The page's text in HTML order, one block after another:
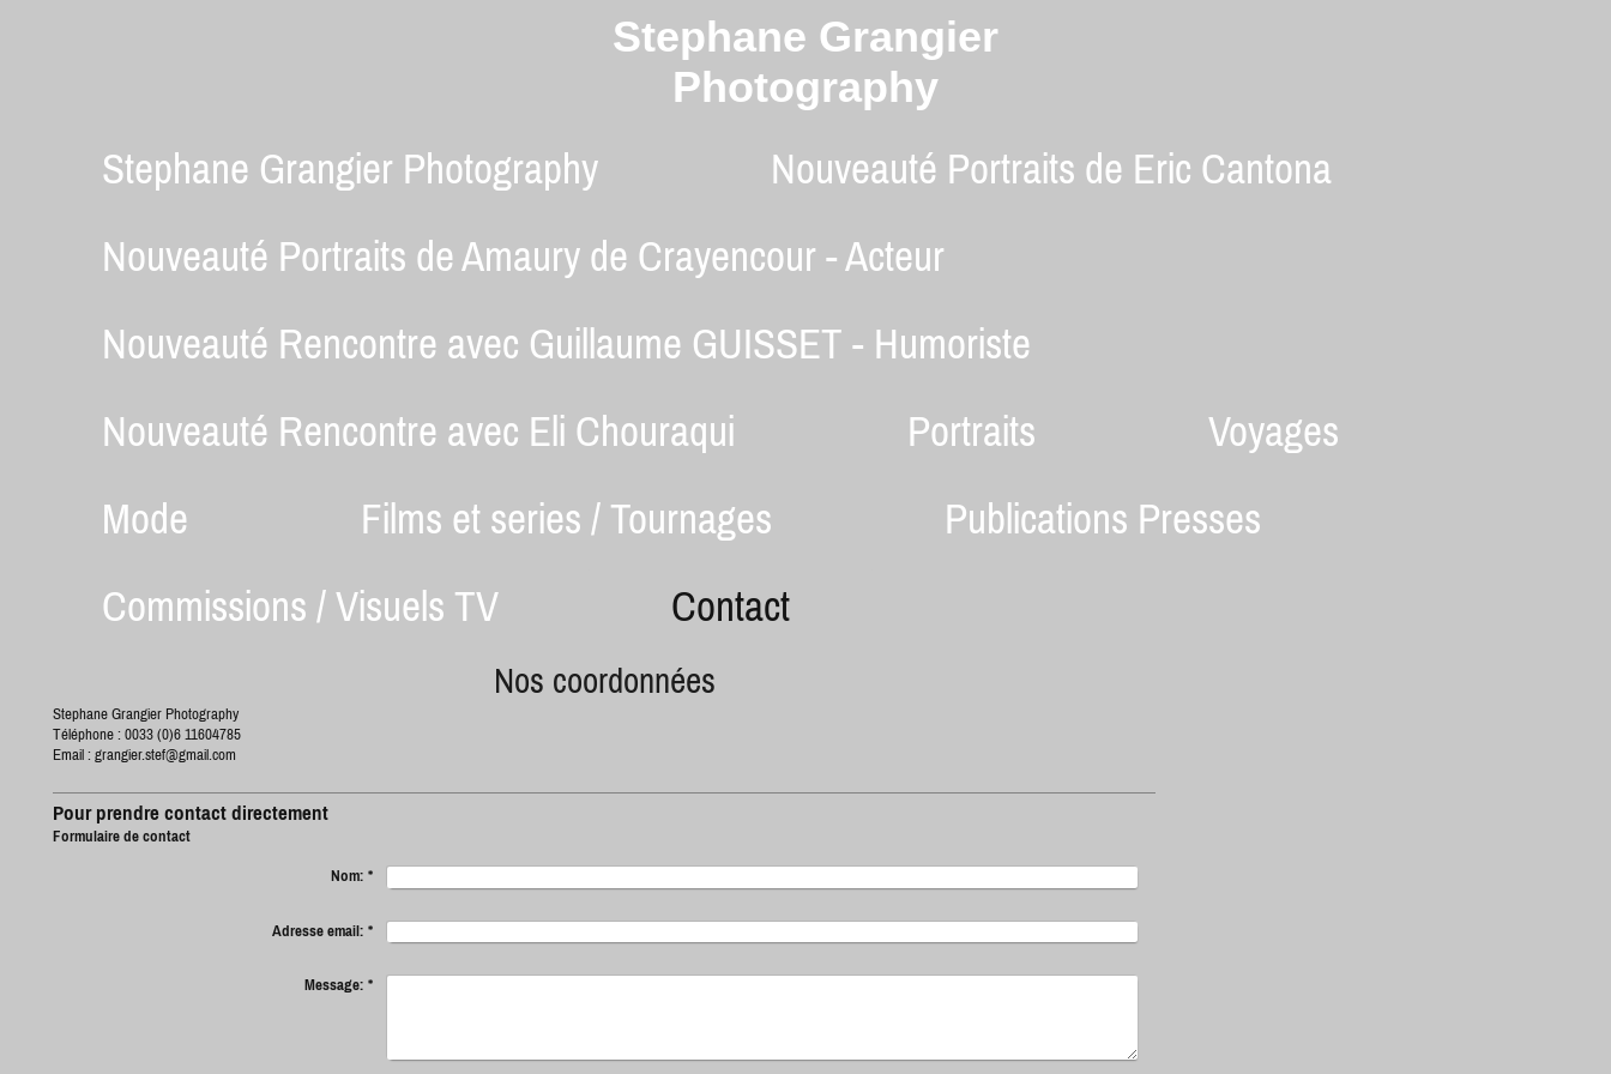
Stephane Grangier
Photography
Stephane Grangier Photography
Nouveauté Portraits de Eric Cantona
Nouveauté Portraits de Amaury de Crayencour - Acteur
Nouveauté Rencontre avec Guillaume GUISSET - Humoriste
Nouveauté Rencontre avec Eli Chouraqui
Portraits
Voyages
Mode
Films et series / Tournages
Publications Presses
Commissions / Visuels TV
Contact
Nos coordonnées
Stephane Grangier Photography
Téléphone : 0033 (0)6 11604785
Email : grangier.stef@gmail.com
Pour prendre contact directement
Formulaire de contact
Nom: *
Adresse email: *
Message: *